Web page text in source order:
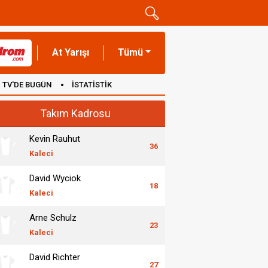
At Yarışı Tümü
TV'DE BUGÜN İSTATİSTİK
Takım Kadrosu
Kevin Rauhut
Kaleci
36
David Wyciok
Kaleci
18
Arne Schulz
Kaleci
23
David Richter
27